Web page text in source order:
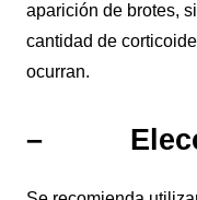
aparición de brotes,
cantidad de
ocurran.
–